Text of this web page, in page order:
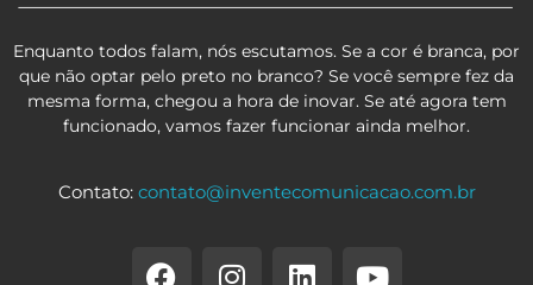
Enquanto todos falam, nós escutamos. Se a cor é branca, por
que não optar pelo preto no branco? Se você sempre fez da
mesma forma, chegou a hora de inovar. Se até agora tem
funcionado, vamos fazer funcionar ainda melhor.
Contato: contato@inventecomunicacao.com.br